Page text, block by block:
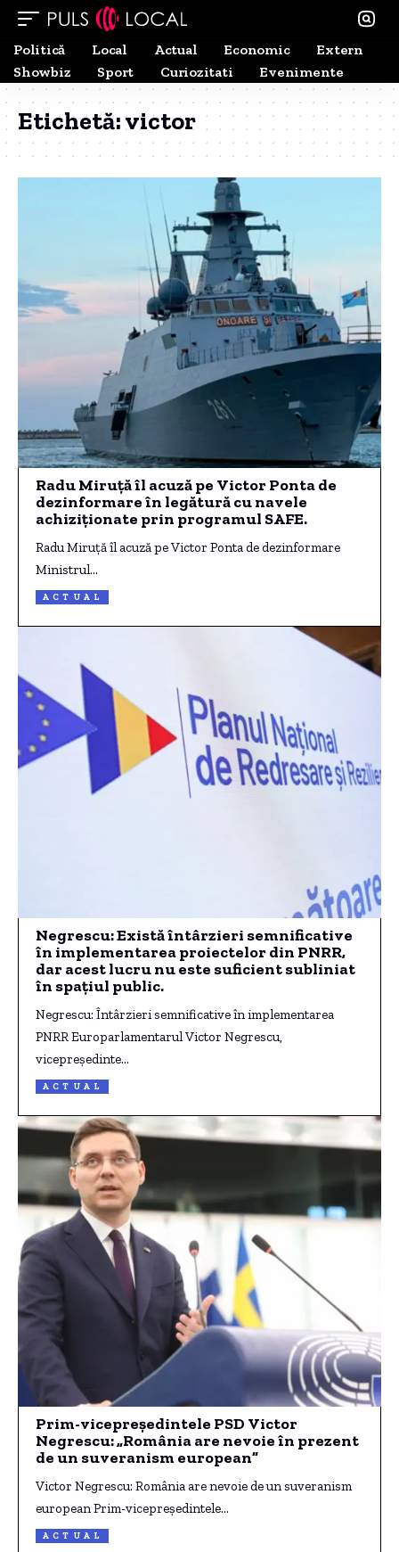
Politică Local Actual Economic
Extern
Showbiz
Sport Curiozitati Evenimente
Etichetă:victor
Radu Miruță îl acuză pe Victor Ponta de
dezinformare în legătură cu navele
achiziționate prin programul SAFE.
Radu Miruță îl acuză pe Victor Ponta de dezinformare
Ministrul…
ACTUAL
Negrescu: Există întârzieri semnificative
în implementarea proiectelor din PNRR,
dar acest lucru nu este suficient subliniat
în spațiul public.
Negrescu: Întârzieri semnificative în implementarea
PNRR Europarlamentarul Victor Negrescu,
vicepreședinte…
ACTUAL
Prim-vicepreședintele PSD Victor
Negrescu: „România are nevoie în prezent
de un suveranism european”
Victor Negrescu: România are nevoie de un suveranism
european Prim-vicepreşedintele…
ACTUAL